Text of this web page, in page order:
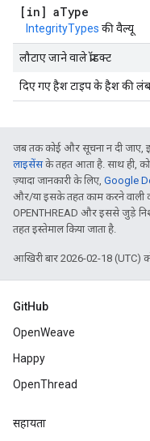
[in] aType
IntegrityTypes की वैल्यू
लौटाए जाने वाले प्रॉडक्ट
दिए गए हैश टाइप के हैश की
जब तक कोई और सूचना न दी जाए,
लाइसेंसके तहत आता है. साथ ही,
ज़्यादा जानकारी के लिए, Google
और/या इसके तहत काम करने वाली
OPENTHREAD और इससे जुड़े
तहत इस्तेमाल किया जाता है.
आखिरी बार 2026-02-18 (UTC)
GitHub
OpenWeave
Happy
OpenThread
सहायता